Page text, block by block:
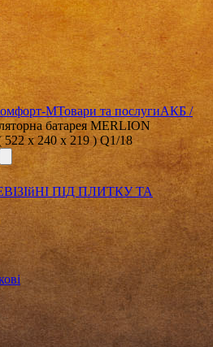
МТовари та послугиАКБ /
батарея MERLION
х 240 х 219 ) Q1/18
ПІД ПЛИТКУ ТА